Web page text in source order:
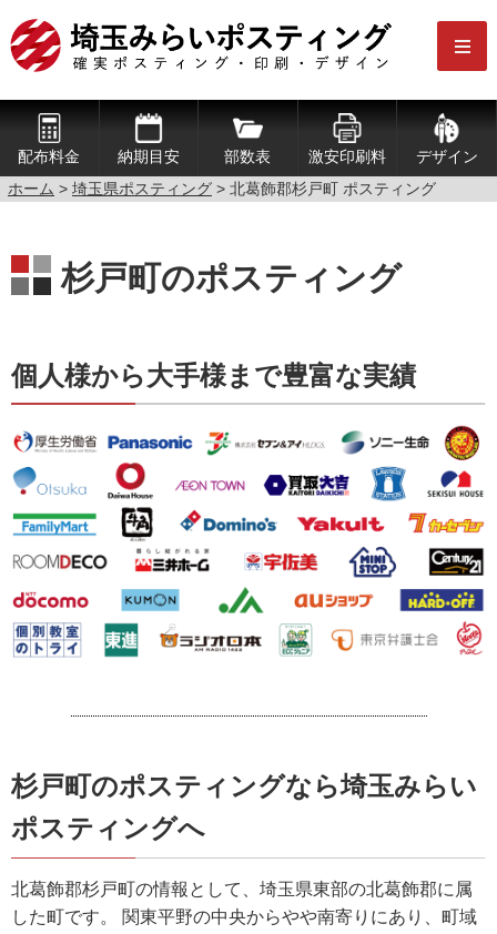
配布料金 納期目安 部数表 激安印刷料
デザイン
ホーム > 埼玉県ポスティング> 北葛飾郡杉戸町 ポスティング
杉戸町のポスティング
個人様から大手様まで豊富な実績
杉戸町のポスティングなら埼玉みらい
ポスティングへ
北葛飾郡杉戸町の情報として、埼玉県東部の北葛飾郡に属
した町です。 関東平野の中央からやや南寄りにあり、町域